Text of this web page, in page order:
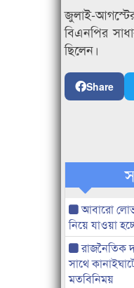
জুলাই-
বিএনপির
ছিলেন।
Share
আবারো
নিয়ে যাওয়া
রাজনৈতিক
সাথে
মতবিনিময়